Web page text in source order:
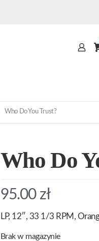
Who Do You Trust?
Who Do
95.00 zł
LP, 12″, 33 1/3 RPM,
Brak w magazynie